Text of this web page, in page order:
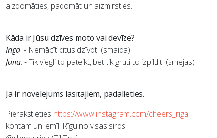
aizdomāties, padomāt un aizmirsties.
Kāda ir Jūsu dzīves moto vai devīze?
Inga: - Nemācīt citus dzīvot! (smaida)
Jana: - Tik viegli to pateikt, bet tik grūti to izpildīt! (smejas)
Ja ir novēlējums lasītājiem, padalieties.
Pierakstieties https://www.instagram.com/cheers_riga
kontam un iemīli Rīgu no visas sirds!